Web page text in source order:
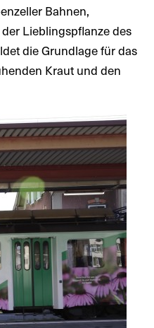
Bahnen,
Lieblingspflanze des
die Grundlage für das
Kraut und den